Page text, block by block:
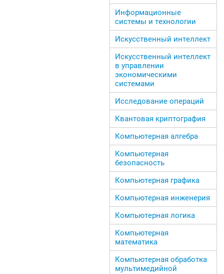
Информационные
системы и технологии
Искусственный интеллект
Искусственный интеллект
в управлении
экономическими
системами
Исследование операций
Квантовая криптография
Компьютерная алгебра
Компьютерная
безопасность
Компьютерная графика
Компьютерная инженерия
Компьютерная логика
Компьютерная
математика
Компьютерная обработка
мультимедийной